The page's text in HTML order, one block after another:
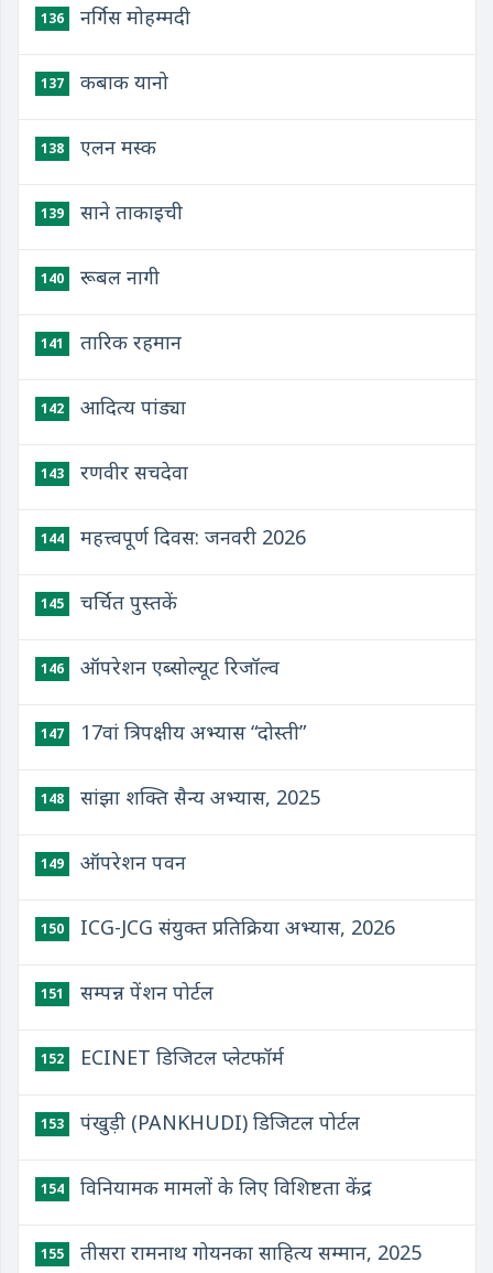
136 नर्गिस मोहम्मदी
137 कबाक यानो
138 एलन मस्क
139 साने ताकाइची
140 रूबल नागी
141 तारिक रहमान
142 आदित्य पांड्या
143 रणवीर सचदेवा
144 महत्त्वपूर्ण दिवस: जनवरी 2026
145 चर्चित पुस्तकें
146 ऑपरेशन एब्सोल्यूट रिजॉल्व
147 17वां त्रिपक्षीय अभ्यास “दोस्‍ती”
148 सांझा शक्ति सैन्य अभ्यास, 2025
149 ऑपरेशन पवन
150 ICG-JCG संयुक्‍त प्रतिक्रिया अभ्‍यास, 2026
151 सम्पन्न पेंशन पोर्टल
152 ECINET डिजिटल प्लेटफॉर्म
153 पंखुड़ी (PANKHUDI) डिजिटल पोर्टल
154 विनियामक मामलों के लिए विशिष्टता केंद्र
155 तीसरा रामनाथ गोयनका साहित्य सम्मान, 2025